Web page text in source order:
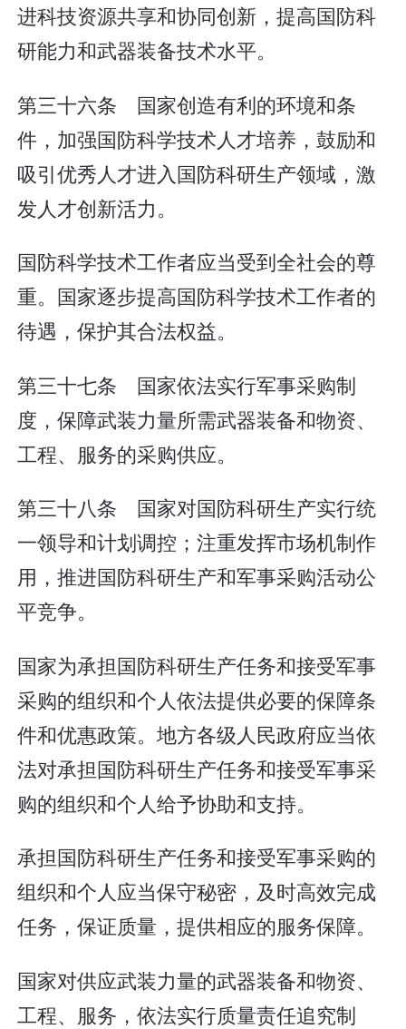
进科技资源共享和协同创新，提高国防科
研能力和武器装备技术水平。
第三十六条 国家创造有利的环境和条
件，加强国防科学技术人才培养，鼓励和
吸引优秀人才进入国防科研生产领域，激
发人才创新活力。
国防科学技术工作者应当受到全社会的尊
重。国家逐步提高国防科学技术工作者的
待遇，保护其合法权益。
第三十七条 国家依法实行军事采购制
度，保障武装力量所需武器装备和物资、
工程、服务的采购供应。
第三十八条 国家对国防科研生产实行统
一领导和计划调控；注重发挥市场机制作
用，推进国防科研生产和军事采购活动公
平竞争。
国家为承担国防科研生产任务和接受军事
采购的组织和个人依法提供必要的保障条
件和优惠政策。地方各级人民政府应当依
法对承担国防科研生产任务和接受军事采
购的组织和个人给予协助和支持。
承担国防科研生产任务和接受军事采购的
组织和个人应当保守秘密，及时高效完成
任务，保证质量，提供相应的服务保障。
国家对供应武装力量的武器装备和物资、
工程、服务，依法实行质量责任追究制